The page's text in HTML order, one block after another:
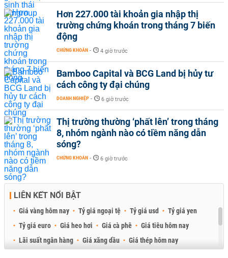
Hơn 227.000 tài khoản gia nhập thị
trường chứng khoán trong tháng 7 biến
động
CHỨNG KHOÁN - 4 giờ trước
Bamboo Capital và BCG Land bị hủy tư
cách công ty đại chúng
DOANH NGHIỆP - 6 giờ trước
Thị trường thường ‘phất lên’ trong tháng
8, nhóm ngành nào có tiềm năng dẫn
sóng?
CHỨNG KHOÁN - 6 giờ trước
LIÊN KẾT NỔI BẬT
Giá vàng hôm nay Tỷ giá ngoại tệ Tỷ giá usd
Tỷ giá yen
Tỷ giá euro
Giá heo hơi Giá cà phê
Giá tiêu hôm nay
Lãi suất ngân hàng
Giá xăng dầu
Giá thép hôm nay